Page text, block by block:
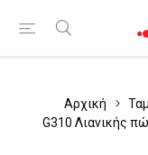
Αρχική
G310 Λιανικής